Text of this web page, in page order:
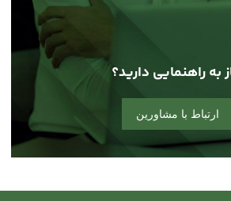
به راهنمایی دارید؟
ارتباط با مشاورین